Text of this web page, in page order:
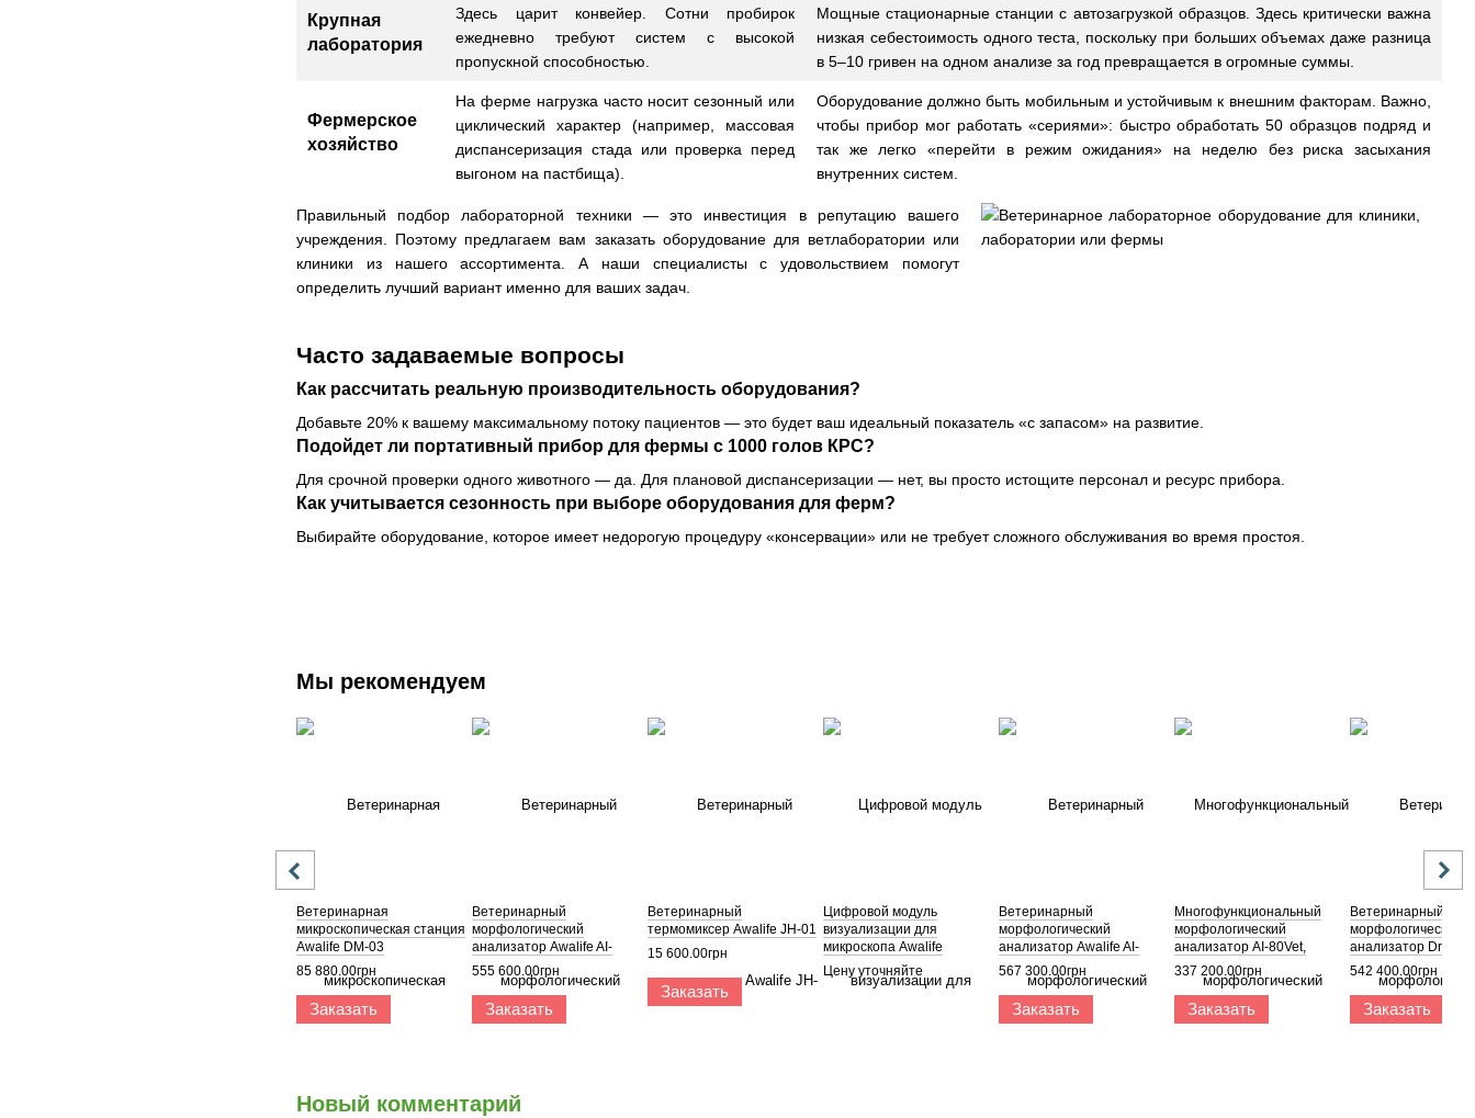
Крупная
лаборатория
Здесь царит конвейер. Сотни пробирок
ежедневно требуют систем с высокой
пропускной способностью.
Мощные стационарные станции с автозагрузкой образцов. Здесь критически важна
низкая себестоимость одного теста, поскольку при больших объемах даже разница
в 5–10 гривен на одном анализе за год превращается в огромные суммы.
Фермерское
хозяйство
На ферме нагрузка часто носит сезонный или
циклический характер (например, массовая
диспансеризация стада или проверка перед
выгоном на пастбища).
Оборудование должно быть мобильным и устойчивым к внешним факторам. Важно,
чтобы прибор мог работать «сериями»: быстро обработать 50 образцов подряд и
так же легко «перейти в режим ожидания» на неделю без риска засыхания
внутренних систем.
Правильный подбор лабораторной техники — это инвестиция в репутацию вашего
учреждения. Поэтому предлагаем вам заказать оборудование для ветлаборатории или
клиники из нашего ассортимента. А наши специалисты с удовольствием помогут
определить лучший вариант именно для ваших задач.
Часто задаваемые вопросы
Как рассчитать реальную производительность оборудования?
Добавьте 20% к вашему максимальному потоку пациентов — это будет ваш идеальный показатель «с запасом» на развитие.
Подойдет ли портативный прибор для фермы с 1000 голов КРС?
Для срочной проверки одного животного — да. Для плановой диспансеризации — нет, вы просто истощите персонал и ресурс прибора.
Как учитывается сезонность при выборе оборудования для ферм?
Выбирайте оборудование, которое имеет недорогую процедуру «консервации» или не требует сложного обслуживания во время простоя.
Мы рекомендуем
Ветеринарная
микроскопическая станция
Awalife DM-03
85 880.00грн
Заказать
Ветеринарный
морфологический
анализатор Awalife AI-
100Vet Elite
555 600.00грн
Заказать
Ветеринарный
термомиксер Awalife JH-01
15 600.00грн
Заказать
Цифровой модуль
визуализации для
микроскопа Awalife
Microscope Image Hub
Цену уточняйте
Ветеринарный
морфологический
анализатор Awalife AI-
100Vet
567 300.00грн
Заказать
Многофункциональный
морфологический
анализатор AI-80Vet,
Awalife
337 200.00грн
Заказать
Ветеринарный
морфологический
анализатор Drophil
542 400.00грн
Заказать
Новый комментарий